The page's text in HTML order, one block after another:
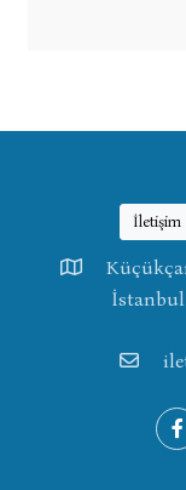
İletişim
İstanbul